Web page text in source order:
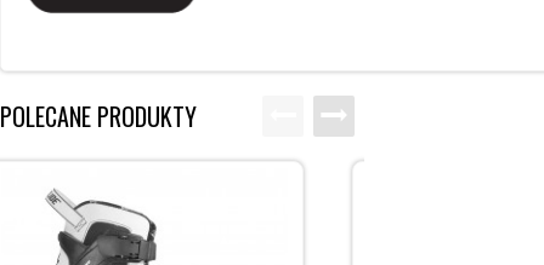
POLECANE PRODUKTY